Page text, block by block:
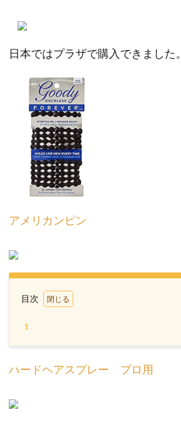
日本ではプラザで購入できました。
アメリカンピン
目次
1
ハードヘアスプレー プロ用